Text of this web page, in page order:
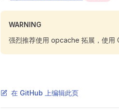
WARNING
强烈推荐使用 opcache 拓展，使用
在 GitHub 上编辑此页